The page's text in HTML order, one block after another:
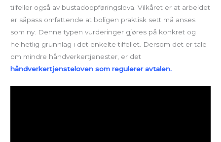
tilfeller også av bustadoppføringslova. Vilkåret er at arbeidet
er såpass omfattende at boligen praktisk sett må anses
som ny. Denne typen vurderinger gjøres på konkret og
helhetlig grunnlag i det enkelte tilfellet. Dersom det er tale
om mindre håndverkertjenester, er det
håndverkertjensteloven som regulerer avtalen.